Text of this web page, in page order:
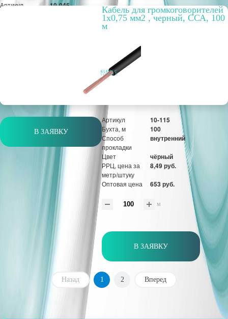
Артикул 10-045
В ЗАЯВКУ
Кабель для громкоговорителей
1х0,75 мм2 , черный, ССА, 100
м
Артикул 10-115
Бухта, м 100
Способ
прокладки
внутренний
Цвет чёрный
РРЦ, цена за
метр/штуку
8,49 руб.
Оптовая цена 653 руб.
м
В ЗАЯВКУ
Назад 1 2 Вперед